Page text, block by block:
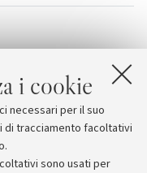
i cookie
necessari per il suo
di tracciamento facoltativi
sono usati per
Culturali